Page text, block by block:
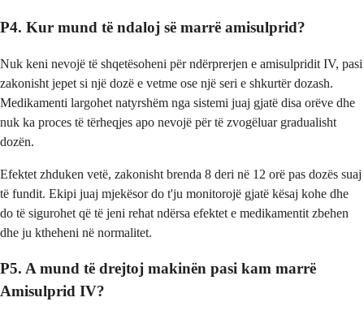
P4. Kur mund të ndaloj së marrë amisulprid?
Nuk keni nevojë të shqetësoheni për ndërprerjen e amisulpridit IV, pasi
zakonisht jepet si një dozë e vetme ose një seri e shkurtër dozash.
Medikamenti largohet natyrshëm nga sistemi juaj gjatë disa orëve dhe
nuk ka proces të tërheqjes apo nevojë për të zvogëluar gradualisht
dozën.
Efektet zhduken vetë, zakonisht brenda 8 deri në 12 orë pas dozës suaj
të fundit. Ekipi juaj mjekësor do t'ju monitorojë gjatë kësaj kohe dhe
do të sigurohet që të jeni rehat ndërsa efektet e medikamentit zbehen
dhe ju ktheheni në normalitet.
P5. A mund të drejtoj makinën pasi kam marrë
Amisulprid IV?